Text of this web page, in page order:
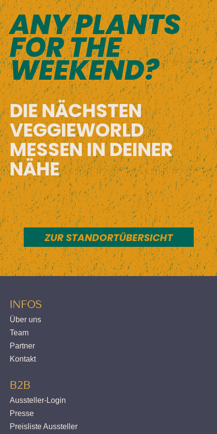
ANY PLANTS
FOR THE
WEEKEND?
DIE NÄCHSTEN
VEGGIEWORLD
MESSEN IN DEINER
NÄHE
ZUR STANDORTÜBERSICHT
INFOS
Über uns
Team
Partner
Kontakt
B2B
Aussteller-Login
Presse
Preisliste Aussteller